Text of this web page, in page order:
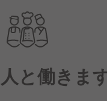
と働きま